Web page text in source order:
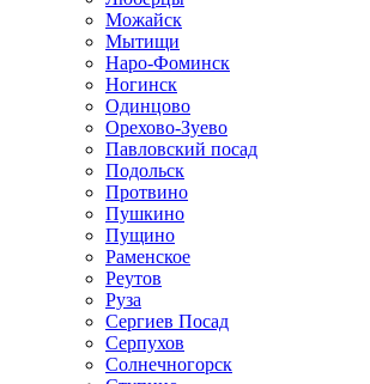
Можайск
Мытищи
Наро-Фоминск
Ногинск
Одинцово
Орехово-Зуево
Павловский посад
Подольск
Протвино
Пушкино
Пущино
Раменское
Реутов
Руза
Сергиев Посад
Серпухов
Солнечногорск